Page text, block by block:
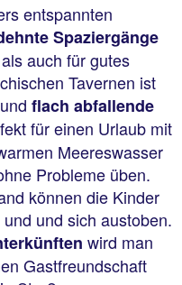
entspannten
Spaziergänge
auch für gutes
Tavernen ist
flach abfallende
für einen Urlaub mit
Meereswasser
Probleme üben.
können die Kinder
und sich austoben.
wird man
Gastfreundschaft